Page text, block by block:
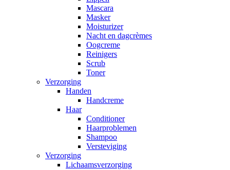
Mascara
Masker
Moisturizer
Nacht en dagcrèmes
Oogcreme
Reinigers
Scrub
Toner
Verzorging
Handen
Handcreme
Haar
Conditioner
Haarproblemen
Shampoo
Versteviging
Verzorging
Lichaamsverzorging